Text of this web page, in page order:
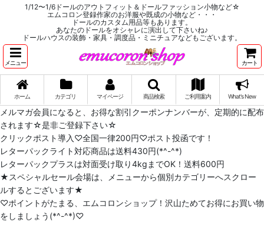
1/12〜1/6ドールのアウトフィット＆ドールファッション小物など☆
エムコロン登録作家のお洋服や既成の小物など・・・
ドールのカスタム用品等もあります。
あなたのドールをオシャレに演出して下さいね♪
ドールハウスの装飾・家具・調度品・ミニチュアなどもございます。
メニュー カート
ホーム カテゴリ マイページ 商品検索 ご利用案内 What's New
メルマガ会員になると、お得な割引クーポンナンバーが、定期的に配布
されます☆是非ご登録下さい☆
クリックポスト導入♡全国一律200円♡ポスト投函です！
レターパックライト対応商品は送料430円(*^-^*)
レターパックプラスは対面受け取り4kgまでOK！送料600円
★スペシャルセール会場は、メニューから個別カテゴリーへスクロー
ルするとございます★
♡ポイントがたまる、エムコロンショップ！沢山ためてお得にお買い物
をしましょう(*^-^*)♡